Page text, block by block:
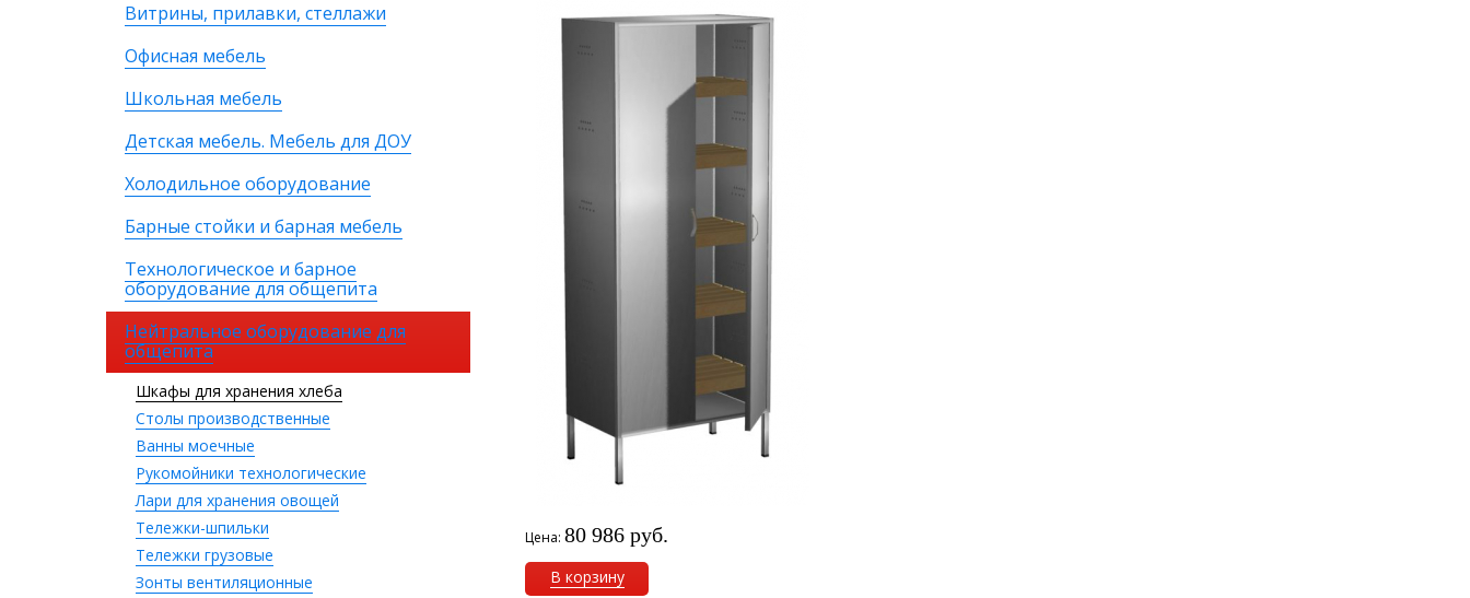
Витрины, прилавки, стеллажи
Офисная мебель
Школьная мебель
Детская мебель. Мебель для ДОУ
Холодильное оборудование
Барные стойки и барная мебель
Технологическое и барное
оборудование для общепита
Нейтральное оборудование для
общепита
Шкафы для хранения хлеба
Столы производственные
Ванны моечные
Рукомойники технологические
Лари для хранения овощей
Тележки-шпильки
Тележки грузовые
Зонты вентиляционные
Цена:80 986 руб.
В корзину